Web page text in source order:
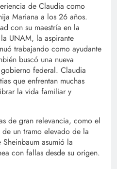
de Claudia como
Mariana a los 26 años.
con su maestría en la
UNAM, la aspirante
trabajando como ayudante
buscó una nueva
federal. Claudia
que enfrentan muchas
la vida familiar y
de gran relevancia, como el
un tramo elevado de la
asumió la
con fallas desde su origen.